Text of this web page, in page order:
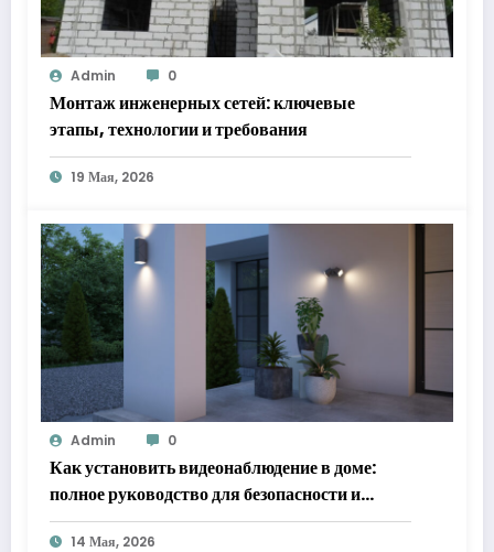
Admin 0
Монтаж инженерных сетей: ключевые
этапы, технологии и требования
19 Мая, 2026
Admin 0
Как установить видеонаблюдение в доме:
полное руководство для безопасности и
спокойствия
14 Мая, 2026